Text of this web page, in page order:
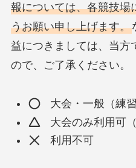
報については、各競技場
うお願い申し上げます。
益につきましては、当方
ので、ご了承ください。
大会・一般（練習
大会のみ利用可（
利用不可